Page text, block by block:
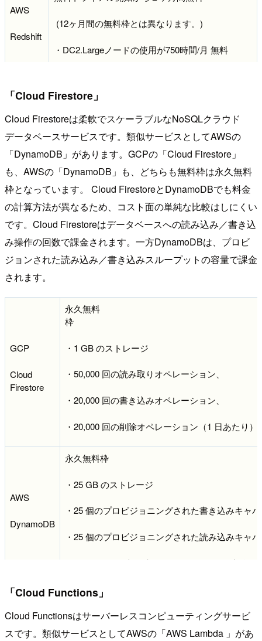
AWS
Redshift
(12ヶ月間の無料枠とは異なります。)
・DC2.Largeノードの使用が750時間/月 無料
「Cloud Firestore」
Cloud Firestoreは柔軟でスケーラブルなNoSQLクラウド
データベースサービスです。類似サービスとしてAWSの
「DynamoDB」があります。GCPの「Cloud Firestore」
も、AWSの「DynamoDB」も、どちらも無料枠は永久無料
枠となっています。
Cloud FirestoreとDynamoDBでも料金
の計算方法が異なるため、コスト面の単純な比較はしにくい
です。Cloud Firestoreはデータベースへの読み込み／書き込
み操作の回数で課金されます。一方DynamoDBは、プロビ
ジョンされた読み込み／書き込みスループットの容量で課金
されます。
GCP
Cloud
Firestore
永久無料
・1 GB のストレージ
・50,000 回の読み取りオペレーション、
・20,000 回の書き込みオペレーション、
・20,000 回の削除オペレーション（1 日あたり）
AWS
DynamoDB
永久無料枠
・25 GB のストレージ
・25 個のプロビジョニングされた書き込みキャ
・25 個のプロビジョニングされた読み込みキャ
1 か月あたり最大 2 億リクエストの処理が十分に
「Cloud Functions」
Cloud Functionsはサーバーレスコンピューティングサービ
スです。類似サービスとしてAWSの「AWS Lambda 」があ